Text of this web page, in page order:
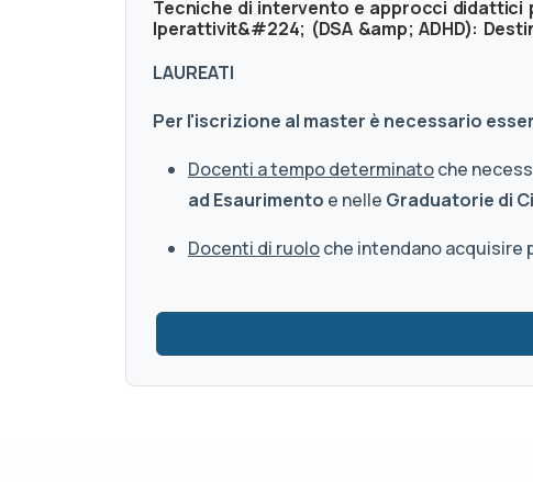
Tecniche di intervento e approcci didattici
Iperattivit&#224; (DSA &amp; ADHD):
LAUREATI
Per l'iscrizione al master è necessario
Docenti a tempo determinatoche
ad Esaurimento e nelle Graduatorie di
Docenti di ruoloche intendano acquisire